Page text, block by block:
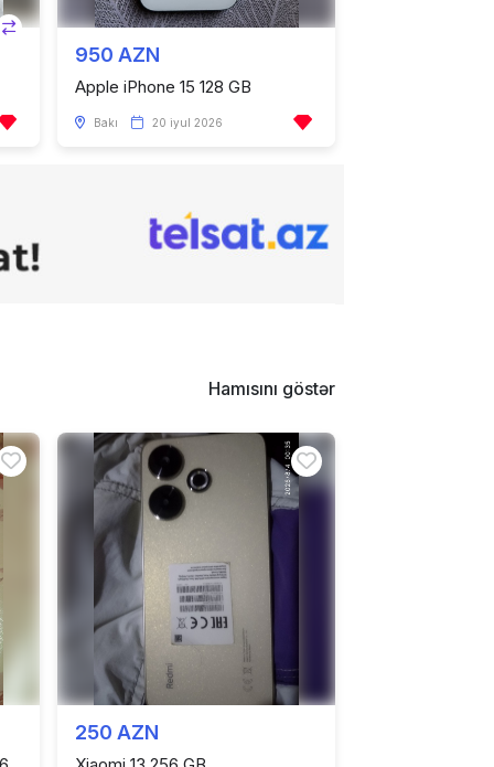
950 AZN
Apple iPhone 15 128 GB
Bakı 20 iyul 2026
Hamısını göstər
250 AZN